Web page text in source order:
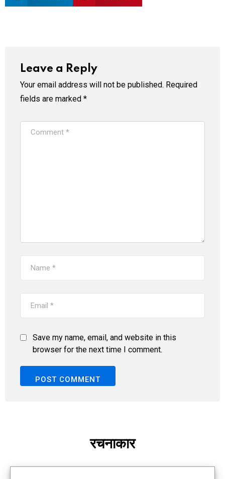
Leave a Reply
Your email address will not be published. Required
fields are marked *
Save my name, email, and website in this
browser for the next time I comment.
रचनाकार